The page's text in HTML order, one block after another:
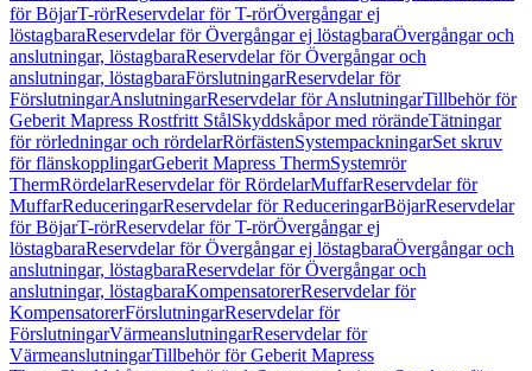
för BöjarT-rörReservdelar för T-rörÖvergångar ej
löstagbaraReservdelar för Övergångar ej löstagbaraÖvergångar och
anslutningar, löstagbaraReservdelar för Övergångar och
anslutningar, löstagbaraFörslutningarReservdelar för
FörslutningarAnslutningarReservdelar för AnslutningarTillbehör för
Geberit Mapress Rostfritt StålSkyddskåpor med rörändeTätningar
för rörledningar och rördelarRörfästenSystempackningarSet skruv
för flänskopplingarGeberit Mapress ThermSystemrör
ThermRördelarReservdelar för RördelarMuffarReservdelar för
MuffarReduceringarReservdelar för ReduceringarBöjarReservdelar
för BöjarT-rörReservdelar för T-rörÖvergångar ej
löstagbaraReservdelar för Övergångar ej löstagbaraÖvergångar och
anslutningar, löstagbaraReservdelar för Övergångar och
anslutningar, löstagbaraKompensatorerReservdelar för
KompensatorerFörslutningarReservdelar för
FörslutningarVärmeanslutningarReservdelar för
VärmeanslutningarTillbehör för Geberit Mapress